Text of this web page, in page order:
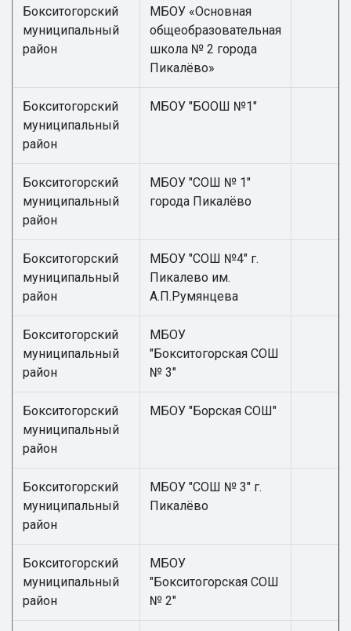
Бокситогорский
муниципальный
район
МБОУ «Основная
общеобразовательная
школа № 2 города
Пикалёво»
Бокситогорский
муниципальный
район
МБОУ "БООШ №1"
Бокситогорский
муниципальный
район
МБОУ "СОШ № 1"
города Пикалёво
Бокситогорский
муниципальный
район
МБОУ "СОШ №4" г.
Пикалево им.
А.П.Румянцева
Бокситогорский
муниципальный
район
МБОУ
"Бокситогорская СОШ
№ 3"
Бокситогорский
муниципальный
район
МБОУ "Борская СОШ"
Бокситогорский
муниципальный
район
МБОУ "СОШ № 3" г.
Пикалёво
Бокситогорский
муниципальный
район
МБОУ
"Бокситогорская СОШ
№ 2"